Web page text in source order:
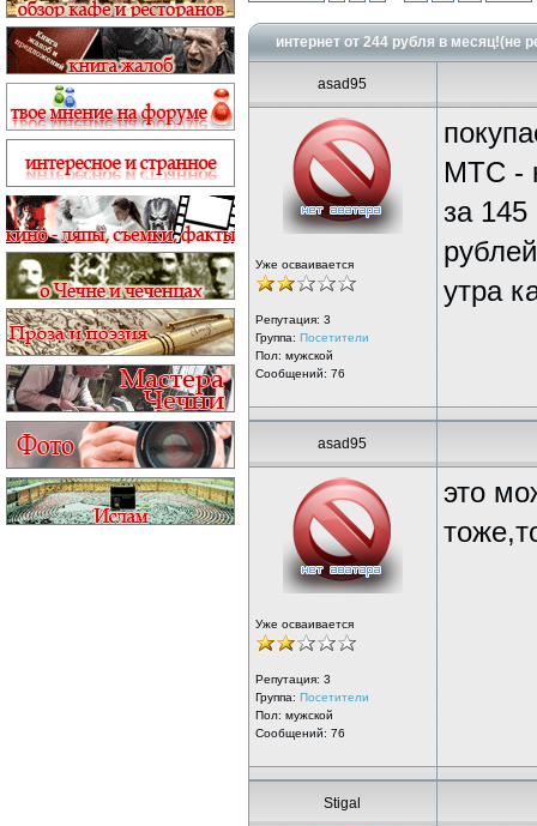
интернет от 244 рубля в
asad95
Уже осваивается
Репутация: 3
Группа: Посетители
Пол: мужской
Сообщений: 76
МТС -
за
утра
asad95
Уже осваивается
Репутация: 3
Группа: Посетители
Пол: мужской
Сообщений: 76
это
Stigal